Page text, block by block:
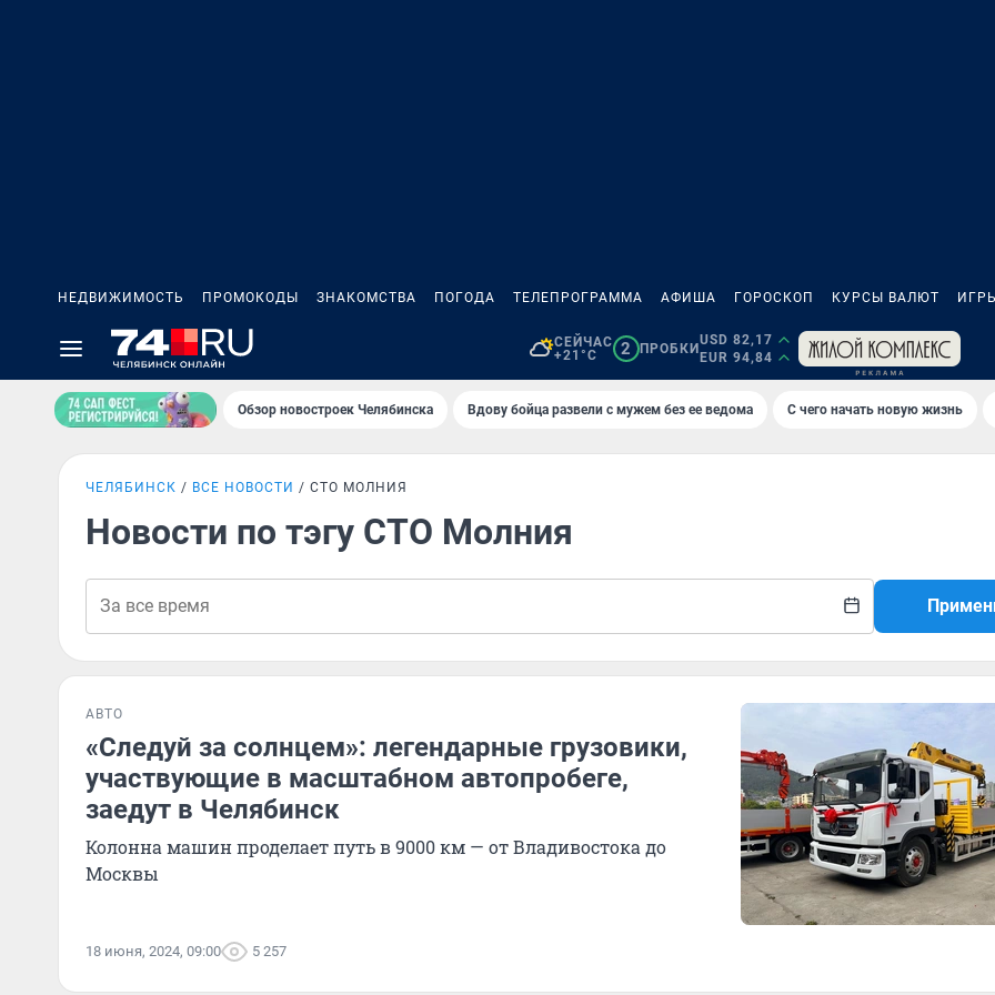
НЕДВИЖИМОСТЬ ПРОМОКОДЫ ЗНАКОМСТВА ПОГОДА ТЕЛЕПРОГРАММА АФИША ГОРОСКОП КУРСЫ ВАЛЮТ
СЕЙЧАС
+21°C
2 ПРОБКИ
USD 82,17
EUR 94,84
Обзор новостроек Челябинска Вдову бойца развели с мужем без ее ведома С чего начать новую жизнь
ЧЕЛЯБИНСК ВСЕ НОВОСТИ СТО МОЛНИЯ
Новости по тэгу СТО Молния
АВТО
«Следуй за солнцем»: легендарные грузовики,
участвующие в масштабном автопробеге,
заедут в Челябинск
Колонна машин проделает путь в 9000 км — от Владивостока до
Москвы
18 июня, 2024, 09:00 5 257